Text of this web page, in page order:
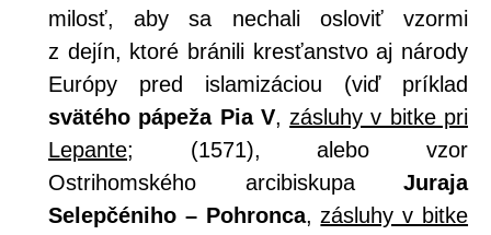
milosť, aby sa nechali osloviť vzormi
z dejín, ktoré bránili kresťanstvo aj národy
Európy pred islamizáciou (viď príklad
svätého pápeža Pia V, zásluhy v bitke pri
Lepante; (1571), alebo vzor
Ostrihomského arcibiskupa Juraja
Selepčéniho – Pohronca, zásluhy v bitke